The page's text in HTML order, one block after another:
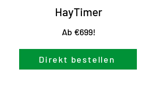
HayTimer
Ab €699!
Direkt bestellen